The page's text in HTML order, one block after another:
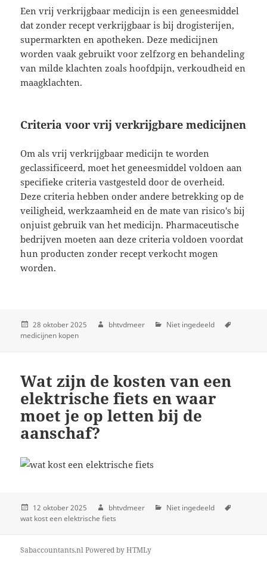
Een vrij verkrijgbaar medicijn is een geneesmiddel
dat zonder recept verkrijgbaar is bij drogisterijen,
supermarkten en apotheken. Deze medicijnen
worden vaak gebruikt voor zelfzorg en behandeling
van milde klachten zoals hoofdpijn, verkoudheid en
maagklachten.
Criteria voor vrij verkrijgbare medicijnen
Om als vrij verkrijgbaar medicijn te worden
geclassificeerd, moet het geneesmiddel voldoen aan
specifieke criteria vastgesteld door de overheid.
Deze criteria hebben onder andere betrekking op de
veiligheid, werkzaamheid en de mate van risico's bij
onjuist gebruik van het medicijn. Pharmaceutische
bedrijven moeten aan deze criteria voldoen voordat
hun producten zonder recept verkocht mogen
worden.
28 oktober 2025 bhtvdmeer
Niet ingedeeld
medicijnen kopen
Wat zijn de kosten van een
elektrische fiets en waar
moet je op letten bij de
aanschaf?
12 oktober 2025 bhtvdmeer
Niet ingedeeld
wat kost een elektrische fiets
Sabaccountants.nl Powered byHTMLy